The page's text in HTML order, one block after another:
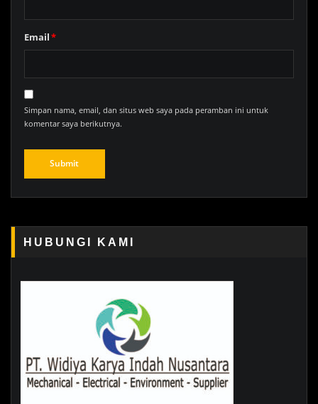
Email*
Simpan nama, email, dan situs web saya pada peramban ini untuk
komentar saya berikutnya.
HUBUNGI KAMI